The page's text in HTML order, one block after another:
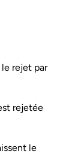
rejet par
rejetée
le